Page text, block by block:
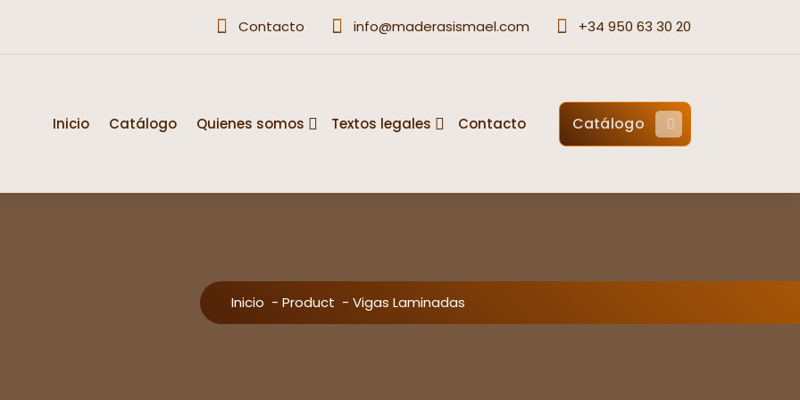
Contacto info@maderasismael.com +34 950 63 30 20
Inicio Catálogo Quienes somos Textos legales Contacto Catálogo
Inicio - Product - Vigas Laminadas